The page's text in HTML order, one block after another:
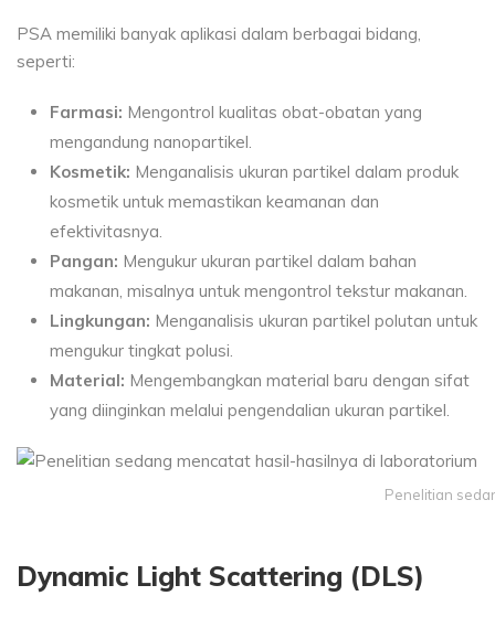
PSA memiliki banyak aplikasi dalam berbagai bidang,
seperti:
Farmasi: Mengontrol kualitas obat-obatan yang
mengandung nanopartikel.
Kosmetik: Menganalisis ukuran partikel dalam produk
kosmetik untuk memastikan keamanan dan
efektivitasnya.
Pangan: Mengukur ukuran partikel dalam bahan
makanan, misalnya untuk mengontrol tekstur makanan.
Lingkungan: Menganalisis ukuran partikel polutan untuk
mengukur tingkat polusi.
Material: Mengembangkan material baru dengan sifat
yang diinginkan melalui pengendalian ukuran partikel.
Penelitian
Dynamic Light Scattering (DLS)